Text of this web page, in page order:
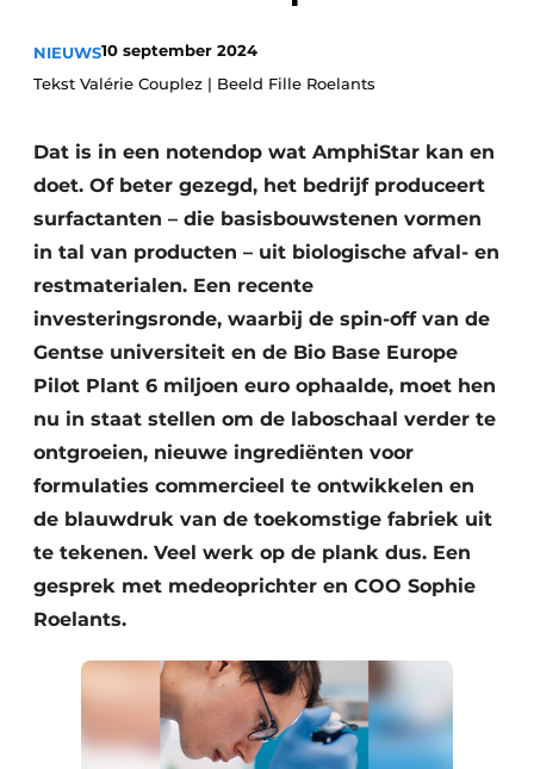
recyclingstroom in België
Vacature aanmelden
Vacatures
Recyclinginstallaties
Persen
Stofbeheersing
Uitrustingsstukken
Shredders
Transportbanden
Zeven & Brekers
Bedrijfsafval
Bouw & Sloopafval
NIEUWS10 september 2024
Tekst Valérie Couplez | Beeld Fille Roelants
Dat is in een notendop wat AmphiStar kan en
doet. Of beter gezegd, het bedrijf produceert
surfactanten – die basisbouwstenen vormen
in tal van producten – uit biologische afval- en
restmaterialen. Een recente
investeringsronde, waarbij de spin-off van de
Gentse universiteit en de Bio Base Europe
Pilot Plant 6 miljoen euro ophaalde, moet hen
nu in staat stellen om de laboschaal verder te
ontgroeien, nieuwe ingrediënten voor
formulaties commercieel te ontwikkelen en
de blauwdruk van de toekomstige fabriek uit
te tekenen. Veel werk op de plank dus. Een
gesprek met medeoprichter en COO Sophie
Roelants.